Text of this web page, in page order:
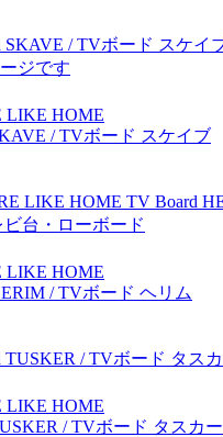
ジです
LIKE HOME
/ TVボード スケイブ
LIKE HOME
/ TVボード ヘリム
LIKE HOME
/ TVボード タスカー